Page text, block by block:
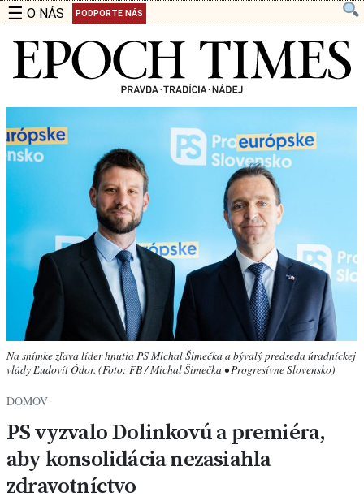
☰ O NÁS PODPORTE NÁS
Na snímke zľava líder hnutia PS Michal Šimečka a bývalý predseda úradníckej
vlády Ľudovít Ódor. (Foto: FB / Michal Šimečka • Progresívne Slovensko)
DOMOV
PS vyzvalo Dolinkovú a premiéra,
aby konsolidácia nezasiahla
zdravotníctvo